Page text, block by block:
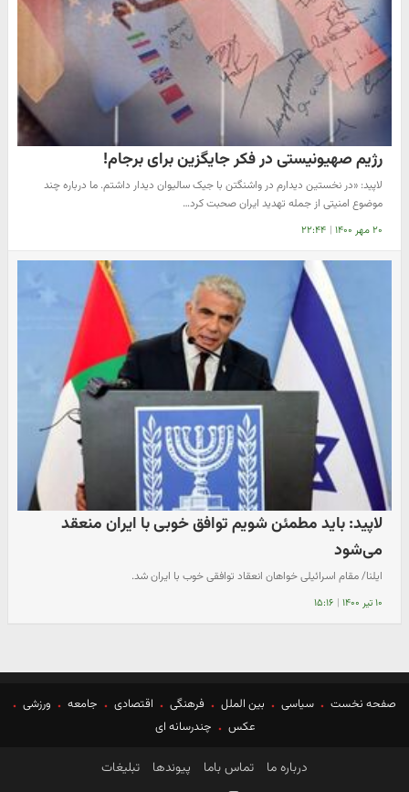
رژیم صهیونیستی در فکر جایگزین برای برجام!
لاپید: «در نخستین دیدارم در واشنگتن با جیک سالیوان دیدار داشتم. ما درباره چند
موضوع امنیتی از جمله تهدید ایران صحبت کرد…
۲۰ مهر ۱۴۰۰ | ۲۲:۴۴
لاپید: باید مطمئن شویم توافق خوبی با ایران منعقد
می‌شود
ایلنا/ مقام اسرائیلی خواهان انعقاد توافقی خوب با ایران شد.
۱۰ تیر ۱۴۰۰ | ۱۵:۱۶
صفحه نخست سیاسی بین الملل فرهنگی اقتصادی جامعه
ورزشی
عکس
چندرسانه ای
درباره ما تماس باما پیوندها تبلیغات